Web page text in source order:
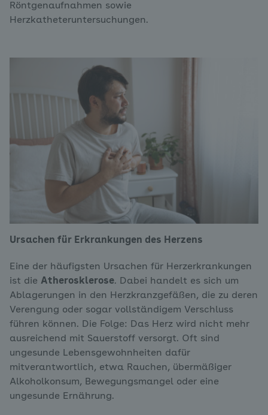
Röntgenaufnahmen sowie
Herzkatheteruntersuchungen.
Ursachen für Erkrankungen des Herzens
Eine der häufigsten Ursachen für Herzerkrankungen
ist die Atherosklerose. Dabei handelt es sich um
Ablagerungen in den Herzkranzgefäßen, die zu deren
Verengung oder sogar vollständigem Verschluss
führen können. Die Folge: Das Herz wird nicht mehr
ausreichend mit Sauerstoff versorgt. Oft sind
ungesunde Lebensgewohnheiten dafür
mitverantwortlich, etwa Rauchen, übermäßiger
Alkoholkonsum, Bewegungsmangel oder eine
ungesunde Ernährung.